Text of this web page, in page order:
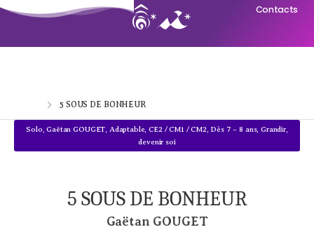
Contacts
5 SOUS DE BONHEUR
Solo ,Gaëtan GOUGET Adaptable ,CE2 / CM1 / CM2, Dès 7 – 8 ans,Grandir,
devenir soi
5 SOUS DE BONHEUR
Gaëtan GOUGET